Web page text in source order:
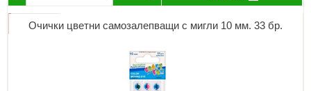
Очички цветни самозалепващи с мигли 10 мм. 33 бр.